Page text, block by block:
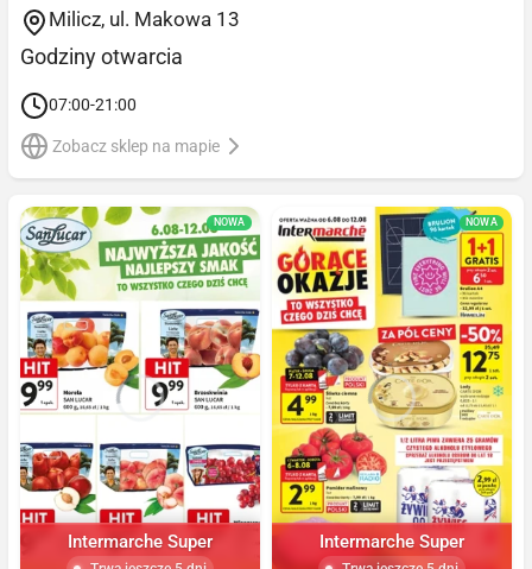
Milicz, ul. Makowa 13
Godziny otwarcia
07:00-21:00
Zobacz sklep na mapie
NOWA
Intermarche Super
NOWA
Intermarche Super